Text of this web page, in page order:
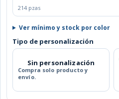
214 pzas
Ver mínimo y stock por color
Tipo de personalización
Sin personalización
Compra solo producto y
envío.